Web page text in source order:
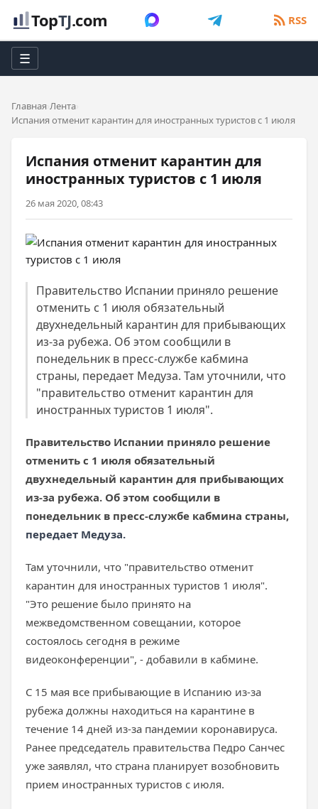
TopTJ.com RSS
☰
Главная Лента
Испания отменит карантин для иностранных туристов с 1 июля
Испания отменит карантин для
иностранных туристов с 1 июля
26 мая 2020, 08:43
Правительство Испании приняло решение
отменить с 1 июля обязательный
двухнедельный карантин для прибывающих
из-за рубежа. Об этом сообщили в
понедельник в пресс-службе кабмина
страны, передает Медуза. Там уточнили, что
"правительство отменит карантин для
иностранных туристов 1 июля".
Правительство Испании приняло решение
отменить с 1 июля обязательный
двухнедельный карантин для прибывающих
из-за рубежа. Об этом сообщили в
понедельник в пресс-службе кабмина страны,
передает Медуза.
Там уточнили, что "правительство отменит
карантин для иностранных туристов 1 июля".
"Это решение было принято на
межведомственном совещании, которое
состоялось сегодня в режиме
видеоконференции", - добавили в кабмине.
С 15 мая все прибывающие в Испанию из-за
рубежа должны находиться на карантине в
течение 14 дней из-за пандемии коронавируса.
Ранее председатель правительства Педро Санчес
уже заявлял, что страна планирует возобновить
прием иностранных туристов с июля.